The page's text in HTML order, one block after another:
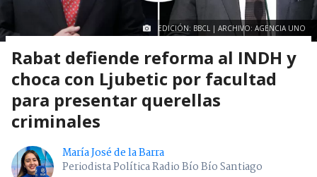
EDICIÓN: BBCL | ARCHIVO: AGENCIA UNO
Rabat defiende reforma al INDH y
choca con Ljubetic por facultad
para presentar querellas
criminales
María José de la Barra
Periodista Política Radio Bío Bío Santiago